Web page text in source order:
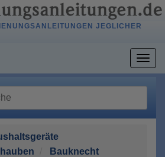
JEGLICHER
Bauknecht